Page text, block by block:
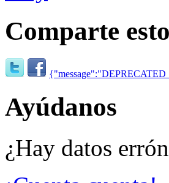
Comparte esto
Ayúdanos
¿Hay datos